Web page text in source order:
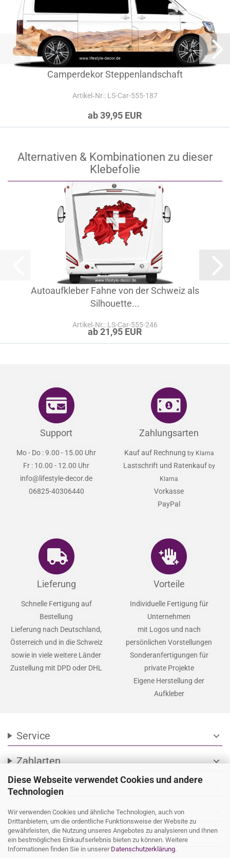
Diese Webseite verwendet Cookies und andere
Technologien
Wir verwenden Cookies und ähnliche Technologien, auch von
Drittanbietern, um die ordentliche Funktionsweise der Website zu
gewährleisten, die Nutzung unseres Angebotes zu analysieren und Ihnen
ein bestmögliches Einkaufserlebnis bieten zu können. Weitere
Informationen finden Sie in unserer Datenschutzerklärung.
Camperdekor Steppenlandschaft
Artikel‑Nr.: LS-Car-555-187
ab 39,95 EUR
Alternativen & Kombinationen zu dieser
Klebefolie
Autoaufkleber Fahne von der Schweiz als
Silhouette...
Artikel‑Nr.: LS-Car-555-246
ab 21,95 EUR
Support
Mo - Do : 9.00 - 15.00 Uhr
Fr : 10.00 - 12.00 Uhr
info@lifestyle-decor.de
06825-40306440
Zahlungsarten
Kauf auf Rechnung by Klarna
Lastschrift und Ratenkauf by
Klarna
Vorkasse
PayPal
Lieferung
Schnelle Fertigung auf
Bestellung
Lieferung nach Deutschland,
Österreich und in die Schweiz
sowie in viele weitere Länder
Zustellung mit DPD oder DHL
Vorteile
Individuelle Fertigung für
Unternehmen
mit Logos und nach
persönlichen Vorstellungen
Sonderanfertigungen für
private Projekte
Eigene Herstellung der
Aufkleber
Service expand_more
Zahlarten expand_more
Social Media
Wir versenden mit
Ihre persönliche Seite expand_more